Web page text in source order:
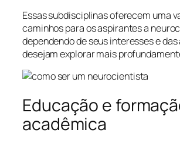
Essas subdisciplinas oferecem uma
caminhos para os aspirantes a
dependendo de seus interesses e das
desejam explorar mais
Educação e
acadêmica